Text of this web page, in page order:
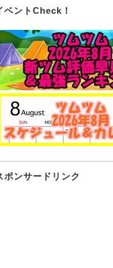
ベントCheck！
ポンサードリンク